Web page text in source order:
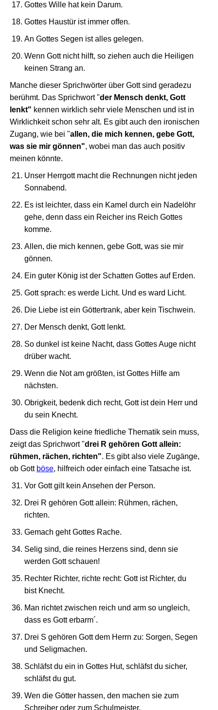
Gottes Wille hat kein Darum.
Gottes Haustür ist immer offen.
An Gottes Segen ist alles gelegen.
Wenn Gott nicht hilft, so ziehen auch die Heiligen
keinen Strang an.
Manche dieser Sprichwörter über Gott sind geradezu
berühmt. Das Sprichwort "der Mensch denkt, Gott
lenkt" kennen wirklich sehr viele Menschen und ist in
Wirklichkeit schon sehr alt. Es gibt auch den ironischen
Zugang, wie bei "allen, die mich kennen, gebe Gott,
was sie mir gönnen", wobei man das auch positiv
meinen könnte.
Unser Herrgott macht die Rechnungen nicht jeden
Sonnabend.
Es ist leichter, dass ein Kamel durch ein Nadelöhr
gehe, denn dass ein Reicher ins Reich Gottes
komme.
Allen, die mich kennen, gebe Gott, was sie mir
gönnen.
Ein guter König ist der Schatten Gottes auf Erden.
Gott sprach: es werde Licht. Und es ward Licht.
Die Liebe ist ein Göttertrank, aber kein Tischwein.
Der Mensch denkt, Gott lenkt.
So dunkel ist keine Nacht, dass Gottes Auge nicht
drüber wacht.
Wenn die Not am größten, ist Gottes Hilfe am
nächsten.
Obrigkeit, bedenk dich recht, Gott ist dein Herr und
du sein Knecht.
Dass die Religion keine friedliche Thematik sein muss,
zeigt das Sprichwort "drei R gehören Gott allein:
rühmen, rächen, richten". Es gibt also viele Zugänge,
ob Gott böse, hilfreich oder einfach eine Tatsache ist.
Vor Gott gilt kein Ansehen der Person.
Drei R gehören Gott allein: Rühmen, rächen,
richten.
Gemach geht Gottes Rache.
Selig sind, die reines Herzens sind, denn sie
werden Gott schauen!
Rechter Richter, richte recht: Gott ist Richter, du
bist Knecht.
Man richtet zwischen reich und arm so ungleich,
dass es Gott erbarm´.
Drei S gehören Gott dem Herrn zu: Sorgen, Segen
und Seligmachen.
Schläfst du ein in Gottes Hut, schläfst du sicher,
schläfst du gut.
Wen die Götter hassen, den machen sie zum
Schreiber oder zum Schulmeister.